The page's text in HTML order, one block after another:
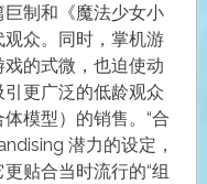
巨制和《魔法少女小
众。同时，掌机游
的式微，也迫使动
更广泛的低龄观众
模型）的销售。“合
潜力的设定，
贴合当时流行的“组